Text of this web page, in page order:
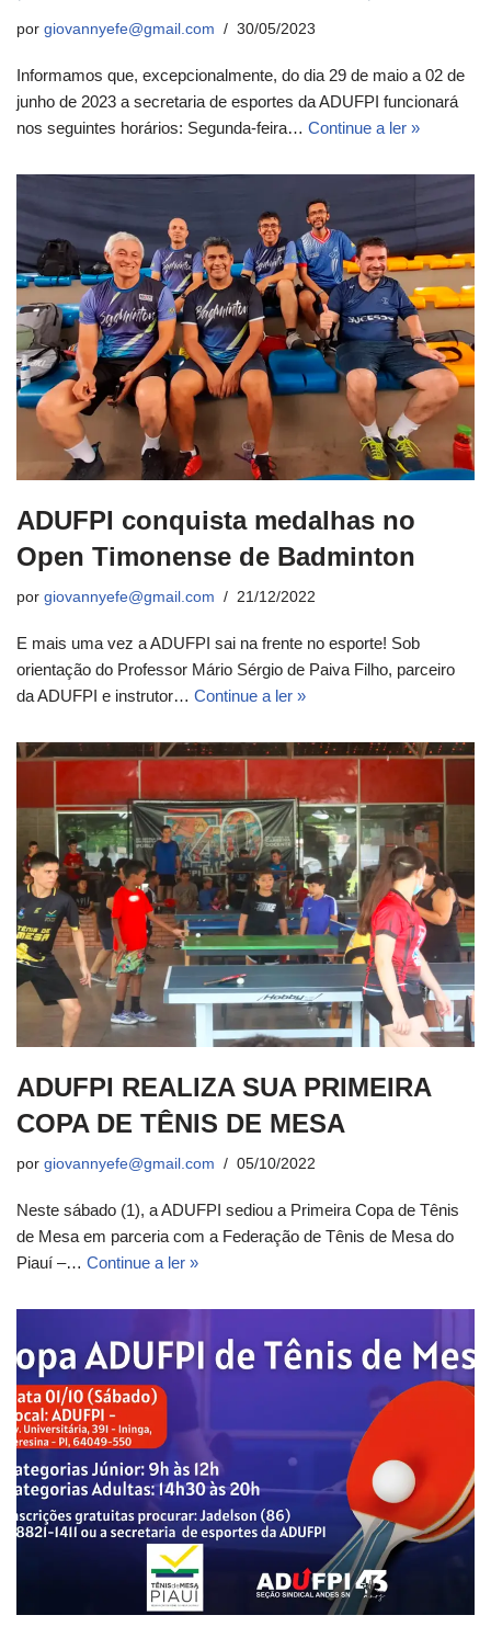
por giovannyefe@gmail.com 30/05/2023
Informamos que, excepcionalmente, do dia 29 de maio a 02 de
junho de 2023 a secretaria de esportes da ADUFPI funcionará
nos seguintes horários: Segunda-feira… Continue a ler »
ADUFPI conquista medalhas no
Open Timonense de Badminton
por giovannyefe@gmail.com 21/12/2022
E mais uma vez a ADUFPI sai na frente no esporte! Sob
orientação do Professor Mário Sérgio de Paiva Filho, parceiro
da ADUFPI e instrutor… Continue a ler »
ADUFPI REALIZA SUA PRIMEIRA
COPA DE TÊNIS DE MESA
por giovannyefe@gmail.com 05/10/2022
Neste sábado (1), a ADUFPI sediou a Primeira Copa de Tênis
de Mesa em parceria com a Federação de Tênis de Mesa do
Piauí –… Continue a ler »